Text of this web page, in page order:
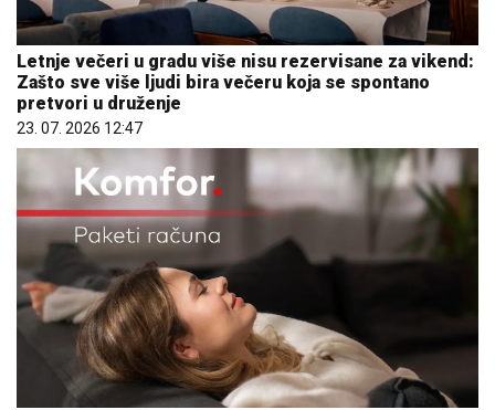
Letnje večeri u gradu više nisu rezervisane za vikend:
Zašto sve više ljudi bira večeru koja se spontano
pretvori u druženje
23. 07. 2026 12:47